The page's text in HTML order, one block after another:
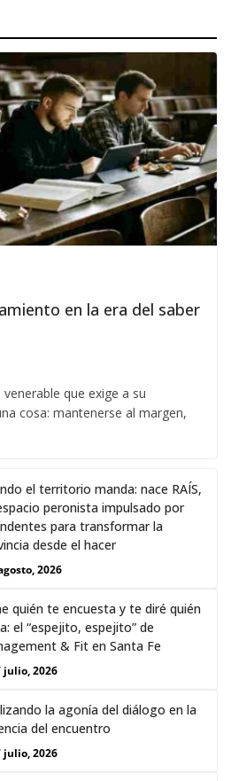
en la era del saber
que exige a su
cosa: mantenerse al margen,
el territorio manda: nace RAÍS,
peronista impulsado por
para transformar la
desde el hacer
2026
quién te encuesta y te diré quién
el “espejito, espejito” de
& Fit en Santa Fe
julio, 2026
la agonía del diálogo en la
del encuentro
julio, 2026